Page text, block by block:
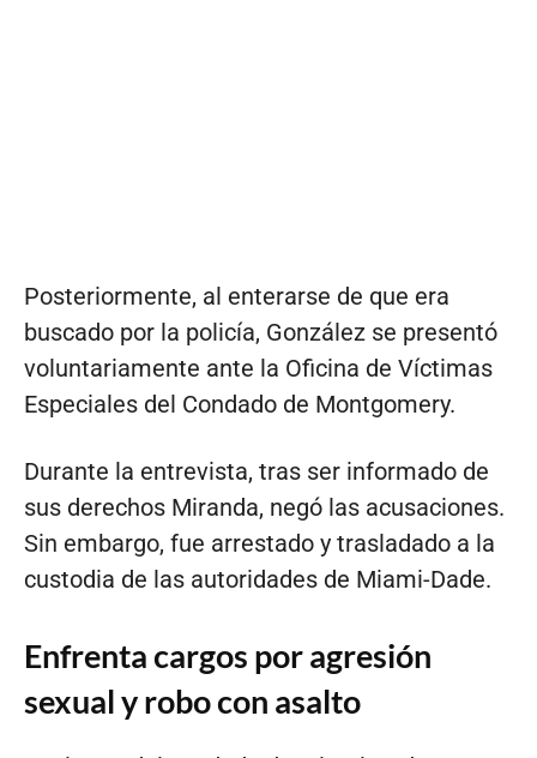
Posteriormente, al enterarse de que era
buscado por la policía, González se presentó
voluntariamente ante la Oficina de Víctimas
Especiales del Condado de Montgomery.
Durante la entrevista, tras ser informado de
sus derechos Miranda, negó las acusaciones.
Sin embargo, fue arrestado y trasladado a la
custodia de las autoridades de Miami-Dade.
Enfrenta cargos por agresión
sexual y robo con asalto